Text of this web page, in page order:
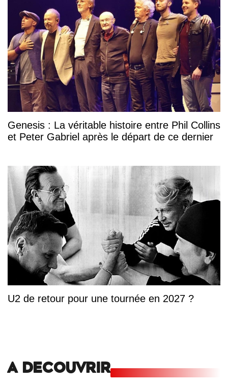
Genesis : La véritable histoire entre Phil Collins
et Peter Gabriel après le départ de ce dernier
U2 de retour pour une tournée en 2027 ?
A DECOUVRIR